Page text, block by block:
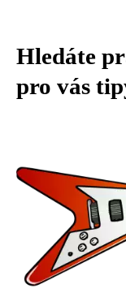
Hledáte
pro vás